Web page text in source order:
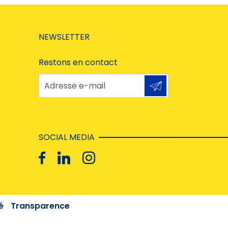
NEWSLETTER
Restons en contact
Adresse e-mail
SOCIAL MEDIA
Transparence